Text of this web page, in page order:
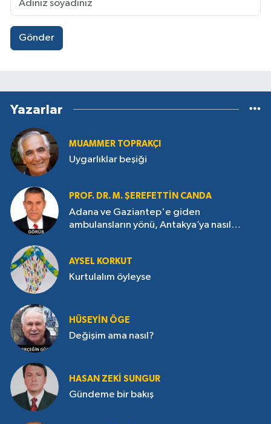
Gönder
Yazarlar
MUAMMER TOPRAKÇI
Uygarlıklar beşiği
PROF. DR. M. ŞEREFETTIN CANDA
Adana ve Gaziantep'e giden
ambulansların yönü, Antakya’ya nasıl
AYSEL KORKUT
Kurtulalım öyleyse
HÜSEYIN ÖGE
Değişim ama nasıl?
HASAN ZEKI SUNGUR
Gündeme bir bakış